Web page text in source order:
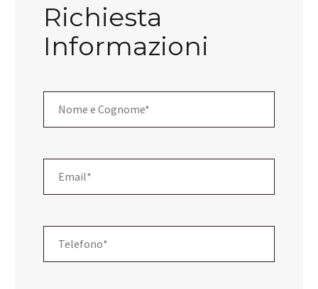
Richiesta
Informazioni